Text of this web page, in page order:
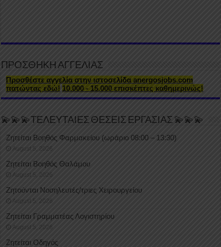
ΠΡΟΣΘΗΚΗ ΑΓΓΕΛΙΑΣ
Προσθέστε αγγελία στην ιστοσελίδα anergosjobs.com
πατώντας εδώ! 10.000 - 15.000 επισκέπτες καθημερινώς!
💫💫💫ΤΕΛΕΥΤΑΙΕΣ ΘΕΣΕΙΣ ΕΡΓΑΣΙΑΣ 💫💫💫
Ζητείται Βοηθός Φαρμακείου (ωράριο 08:00 – 13:30)
August 5, 2026
Ζητείται Βοηθός Θαλάμου
August 5, 2026
Ζητούνται Νοσηλευτές/τριες Χειρουργείου
August 5, 2026
Ζητείται Γραμματέας Λογιστηρίου
August 5, 2026
Ζητείται Οδηγός